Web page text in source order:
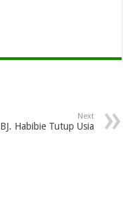
Next
BJ. Habibie Tutup Usia